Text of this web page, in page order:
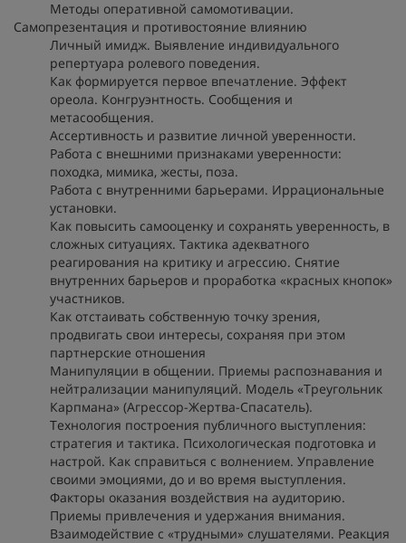
Методы оперативной самомотивации.
Самопрезентация и противостояние влиянию
Личный имидж. Выявление индивидуального
репертуара ролевого поведения.
Как формируется первое впечатление. Эффект
ореола. Конгруэнтность. Сообщения и
метасообщения.
Ассертивность и развитие личной уверенности.
Работа с внешними признаками уверенности:
походка, мимика, жесты, поза.
Работа с внутренними барьерами. Иррациональные
установки.
Как повысить самооценку и сохранять уверенность, в
сложных ситуациях. Тактика адекватного
реагирования на критику и агрессию. Снятие
внутренних барьеров и проработка «красных кнопок»
участников.
Как отстаивать собственную точку зрения,
продвигать свои интересы, сохраняя при этом
партнерские отношения
Манипуляции в общении. Приемы распознавания и
нейтрализации манипуляций. Модель «Треугольник
Карпмана» (Агрессор-Жертва-Спасатель).
Технология построения публичного выступления:
стратегия и тактика. Психологическая подготовка и
настрой. Как справиться с волнением. Управление
своими эмоциями, до и во время выступления.
Факторы оказания воздействия на аудиторию.
Приемы привлечения и удержания внимания.
Взаимодействие с «трудными» слушателями. Реакция